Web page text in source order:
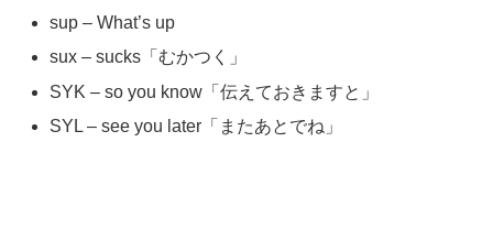
sup – What’s up
sux – sucks「むかつく」
SYK – so you know「伝えておきますと」
SYL – see you later「またあとでね」